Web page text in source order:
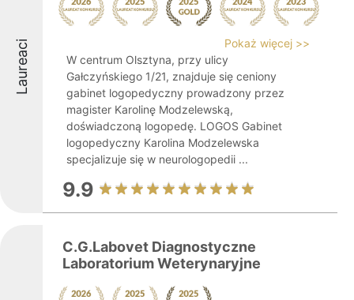
Laureaci
Pokaż więcej >>
W centrum Olsztyna, przy ulicy
Gałczyńskiego 1/21, znajduje się ceniony
gabinet logopedyczny prowadzony przez
magister Karolinę Modzelewską,
doświadczoną logopedę. LOGOS Gabinet
logopedyczny Karolina Modzelewska
specjalizuje się w neurologopedii ...
9.9
C.G.Labovet Diagnostyczne
Laboratorium Weterynaryjne